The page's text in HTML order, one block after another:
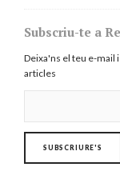
Subscriu-te a
Deixa'ns el teu e-mail
articles